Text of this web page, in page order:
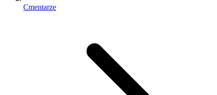
Cmentarze